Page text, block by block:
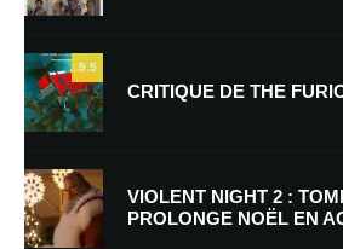
Nom*
E-mail *
9.5
CRITIQUE DE THE
VIOLENT NIGHT 2 :
PROLONGE NOËL EN